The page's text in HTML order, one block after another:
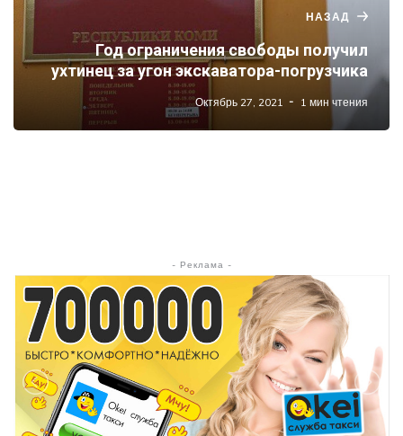
НАЗАД
Год ограничения свободы получил
ухтинец за угон экскаватора-погрузчика
Октябрь 27, 2021 1 мин чтения
- Реклама -